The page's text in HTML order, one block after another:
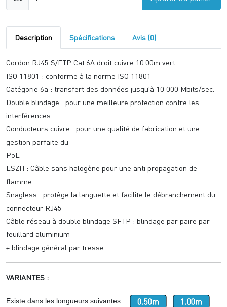
Description Spécifications Avis (0)
Cordon RJ45 S/FTP Cat.6A droit cuivre 10.00m vert
ISO 11801 : conforme à la norme ISO 11801
Catégorie 6a : transfert des données jusqu'à 10 000 Mbits/sec.
Double blindage : pour une meilleure protection contre les
interférences.
Conducteurs cuivre : pour une qualité de fabrication et une
gestion parfaite du
PoE
LSZH : Câble sans halogène pour une anti propagation de
flamme
Snagless : protège la languette et facilite le débranchement du
connecteur RJ45
Câble réseau à double blindage SFTP : blindage par paire par
feuillard aluminium
+ blindage général par tresse
VARIANTES :
Existe dans les longueurs suivantes :